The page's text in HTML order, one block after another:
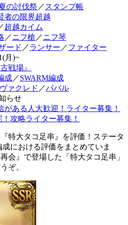
の討伐祭 ／ スタンプ帳
者の限界超越
超越カイム
／ニフ槍 ／ニフ琴
ード ／ランサー ／ファイター
月)~
戦場』
成／SWARM編成
ァクレド ／パパル
らせ
がある人大歓迎！ライター募集！
攻略ライター募集！
特大タコ足串』を評価！ステータ
における評価をまとめていま
会』で登場した「特大タコ足串」
ぞ。